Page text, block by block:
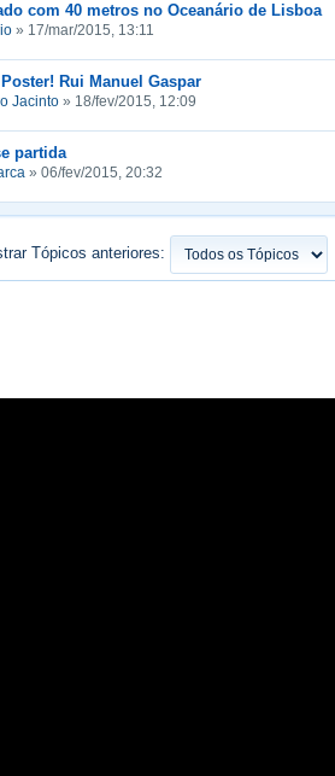
com 40 metros no Oceanário de Lisboa
» 17/mar/2015, 13:11
Rui Manuel Gaspar
Jacinto » 18/fev/2015, 12:09
partida
» 06/fev/2015, 20:32
Tópicos anteriores: